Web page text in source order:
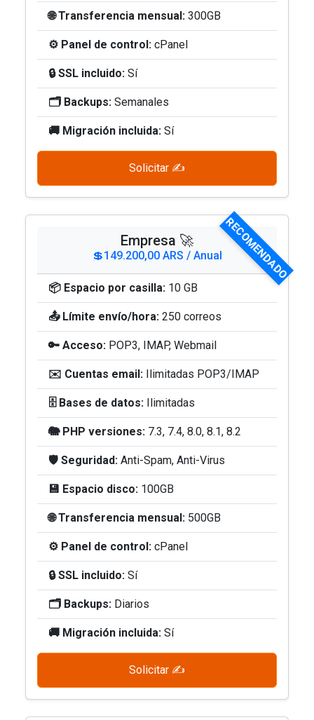
🌐 Transferencia mensual: 300GB
⚙️ Panel de control: cPanel
🔒 SSL incluido: Sí
🗂️ Backups: Semanales
🚚 Migración incluida: Sí
Solicitar ✍️
RECOMENDADO
Empresa 🚀
💲149.200,00 ARS / Anual
📦 Espacio por casilla: 10 GB
📤 Límite envío/hora: 250 correos
🔑 Acceso: POP3, IMAP, Webmail
✉️ Cuentas email: Ilimitadas POP3/IMAP
🗄️ Bases de datos: Ilimitadas
🐘 PHP versiones: 7.3, 7.4, 8.0, 8.1, 8.2
🛡️ Seguridad: Anti-Spam, Anti-Virus
💾 Espacio disco: 100GB
🌐 Transferencia mensual: 500GB
⚙️ Panel de control: cPanel
🔒 SSL incluido: Sí
🗂️ Backups: Diarios
🚚 Migración incluida: Sí
Solicitar ✍️